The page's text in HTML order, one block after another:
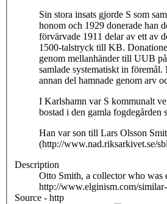
Sin stora insats gjorde S som
honom och 1929 donerade han
förvärvade 1911 delar av ett av
1500-talstryck till KB.
genom mellanhänder till UUB
samlade systematiskt in
annan del hamnade genom arv
I Karlshamn var S kommunalt
bostad i den gamla
Han var son till Lars Olsson
(http://www.nad.riksarkivet.se/
Description
Otto Smith, a collector who was
http://www.elginism.com/
Source - http